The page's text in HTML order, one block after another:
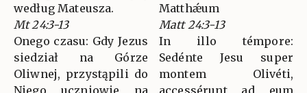
według Mateusza.
Mt 24:3-13
Onego czasu: Gdy Jezus
siedział na Górze
Oliwnej, przystąpili do
Matthǽum
Matt 24:3-13
In illo témpore:
Sedénte Jesu super
montem Olivéti,